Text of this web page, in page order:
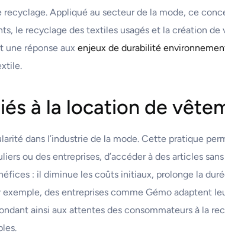
Appliqué au secteur de la mode, ce
le recyclage des textiles usagés et la création de
réponse aux enjeux de durabilité
à la location de
dans l’industrie de la mode. Cette pratique
ou des entreprises, d’accéder à des articles
: il diminue les coûts initiaux, prolonge la
des entreprises comme Gémo adaptent
ainsi aux attentes des consommateurs à la